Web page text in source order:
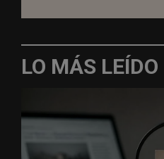
LO MÁS LEÍDO